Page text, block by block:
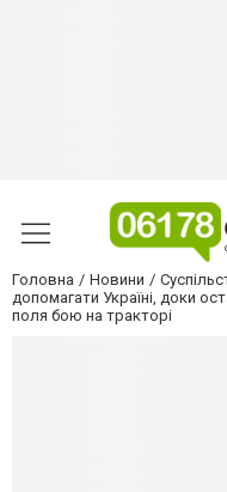
Головна Новини
допомагати Україні, доки
поля бою на тракторі